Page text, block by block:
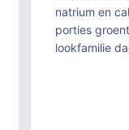
natrium en
porties
lookfamilie